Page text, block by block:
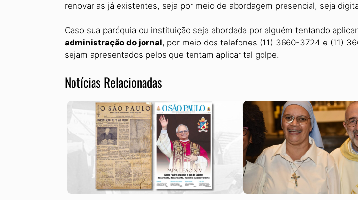
renovar as já existentes, seja por meio de abordagem presencial, seja
Caso sua paróquia ou instituição seja abordada por alguém tentando
administração do jornal, por meio dos telefones (11) 3660-3724 e (11)
sejam apresentados pelos que tentam aplicar tal golpe.
Notícias Relacionadas